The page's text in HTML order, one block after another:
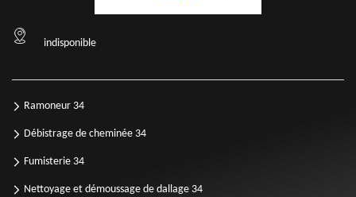
indisponible
Ramoneur 34
Débistrage de cheminée 34
Fumisterie 34
Nettoyage et démoussage de dallage 34